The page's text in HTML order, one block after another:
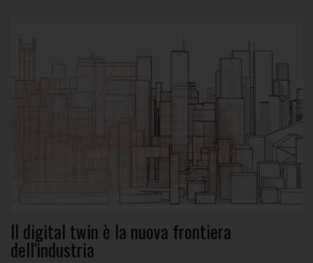
Il digital twin è la nuova frontiera
dell'industria